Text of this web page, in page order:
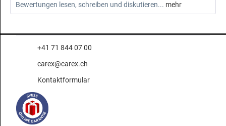
Bewertungen lesen, schreiben und diskutieren... mehr
+41 71 844 07 00
carex@carex.ch
Kontaktformular